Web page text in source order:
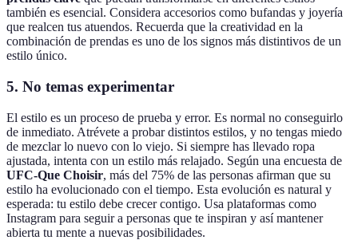
también es esencial. Considera accesorios como bufandas y joyería
que realcen tus atuendos. Recuerda que la creatividad en la
combinación de prendas es uno de los signos más distintivos de un
estilo único.
5. No temas experimentar
El estilo es un proceso de prueba y error. Es normal no conseguirlo
de inmediato. Atrévete a probar distintos estilos, y no tengas miedo
de mezclar lo nuevo con lo viejo. Si siempre has llevado ropa
ajustada, intenta con un estilo más relajado. Según una encuesta de
UFC-Que Choisir, más del 75% de las personas afirman que su
estilo ha evolucionado con el tiempo. Esta evolución es natural y
esperada: tu estilo debe crecer contigo. Usa plataformas como
Instagram para seguir a personas que te inspiran y así mantener
abierta tu mente a nuevas posibilidades.